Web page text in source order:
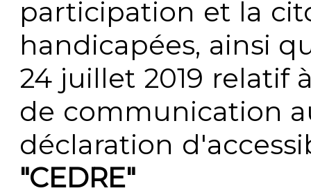
participation et la
handicapées, ainsi
24 juillet 2019 relatif
de communication
déclaration
"CEDRE"